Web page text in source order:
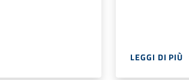
LEGGI DI PIÙ